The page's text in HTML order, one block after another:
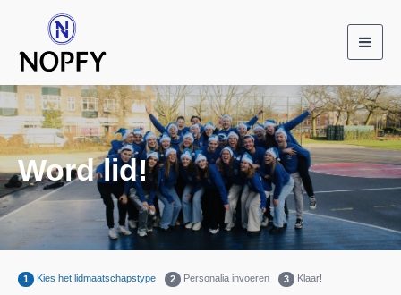
Word lid!
1 Kies het lidmaatschapstype 2 Personalia invoeren 3 Klaar!